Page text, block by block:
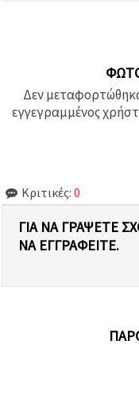
Δεν
εγγεγραμμένος
Κριτικές: 0
ΓΙΑ ΝΑ ΓΡΆΨΕΤΕ
Α ΕΓΓΡΑΦΕΊΤΕ.